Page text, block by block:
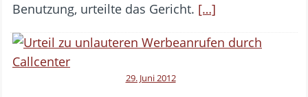
Benutzung, urteilte das Gericht. […]
29. Juni 2012